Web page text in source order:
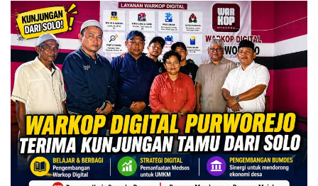
Kejahatan
Cybers Event
UMKM & Ekonomi Kreatif
Pekerja Migran Indonesia
Ekonomi